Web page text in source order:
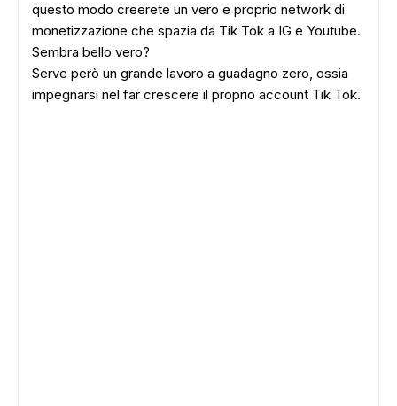
questo modo creerete un vero e proprio network di
monetizzazione che spazia da Tik Tok a IG e Youtube.
Sembra bello vero?
Serve però un grande lavoro a guadagno zero, ossia
impegnarsi nel far crescere il proprio account Tik Tok.